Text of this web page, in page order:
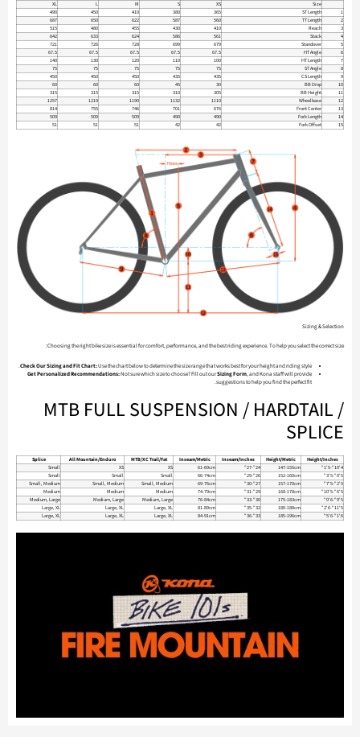
Size
XS
S
M
L
XL
1
ST Length
365
380
410
450
490
2
TT Length
560
587
622
650
687
3
Reach
410
430
455
480
515
4
Stack
561
586
624
633
642
5
Standover
679
699
728
726
721
6
HT Angle
67.5
67.5
67.5
67.5
67.5
7
HT Length
100
110
120
130
140
8
ST Angle
75
75
75
75
75
9
CS Length
435
435
450
450
450
10
BB Drop
30
45
60
60
60
11
BB Height
305
310
315
315
315
12
Wheelbase
1110
1132
1190
1219
1257
13
Front Center
676
701
746
755
814
14
Fork Length
490
490
509
509
509
15
Fork Offset
42
42
51
51
51
Sizing & Selection
Choosing the right bike size is essential for comfort, performance, and the best riding experience. To help you select the correct size:
Check Our Sizing and Fit Chart:Use the chart below to determine the size range that works best for your height and riding style.
Get Personalized Recommendations:Not sure which size to choose? Fill out ourSizing Form, and Kona staff will provide
suggestions to help you find the perfect fit.
MTB FULL SUSPENSION / HARDTAIL /
SPLICE
Height/Inches
Height/Metric
Inseam/Inches
Inseam/Metric
MTB/XC Trail/Fat
All Mountain/Enduro
Splice
4'10"-5'1"
147-155cm
24”-27”
61-69cm
XS
XS
Small
5'0"-5'3"
152-160cm
26"-29"
66-74cm
Small
Small
Small
5'2"-5'7"
157-170cm
27"-30"
69-76cm
Small, Medium
Small, Medium
Small, Medium
5'6"-5'10"
168-178cm
29"-31"
74-79cm
Medium
Medium
Medium
5'9"-6'0"
175-183cm
30"-33"
76-84cm
Medium, Large
Medium, Large
Medium, Large
5'11"-6'2"
180-188cm
32"-35"
81-89cm
Large, XL
Large, XL
Large, XL
6'1"-6'5"
185-196cm
33"-36"
84-91cm
Large, XL
Large, XL
Large, XL